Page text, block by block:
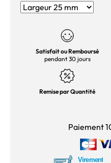
Satisfait ou Remboursé
pendant 30 jours
Remise par Quantité
Paiement